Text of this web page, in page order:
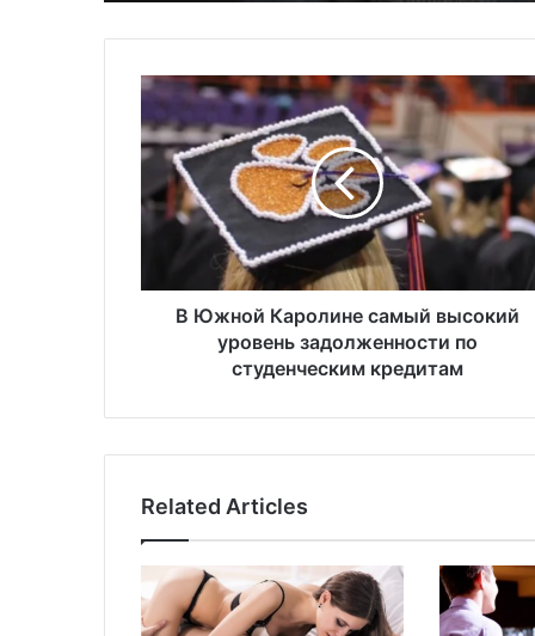
В
ж
н
й
р
е
ы
й
в
с
В Южной Каролине самый высокий
уровень задолженности по
студенческим кредитам
Related Articles